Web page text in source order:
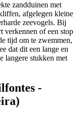
zandduinen met
afgelegen kleine
zeevogels. Bij
verkennen of een stop
tijd om te zwemmen,
dat dit een lange en
langere stukken met
-